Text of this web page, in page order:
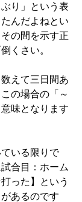
り」という表
んだよねとい
の間を示す正
くさい。
えて三日間あ
の場合の「～
味となります
いる限りで
合目：ホーム
った】という
あるのです